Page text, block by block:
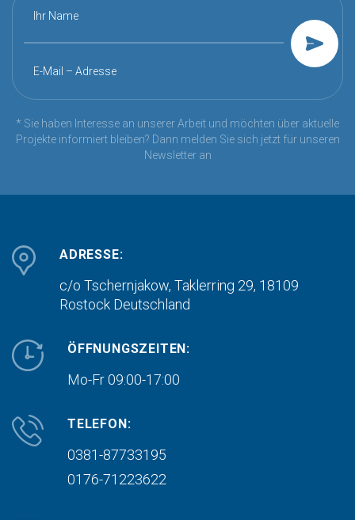
Ihr Name
E-Mail – Adresse
* Sie haben Interesse an unserer Arbeit und möchten über aktuelle
Projekte informiert bleiben? Dann melden Sie sich jetzt für unseren
Newsletter an
ADRESSE:
c/o Tschernjakow, Taklerring 29, 18109
Rostock Deutschland
ÖFFNUNGSZEITEN:
Mo-Fr 09:00-17:00
TELEFON:
0381-87733195
0176-71223622